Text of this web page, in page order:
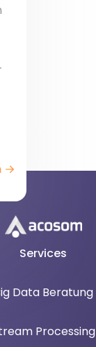
Services
Data Beratung
Processing